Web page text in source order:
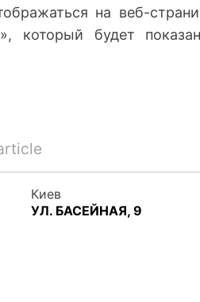
на веб-
который будет
Киев
УЛ. БАСЕЙНАЯ, 9